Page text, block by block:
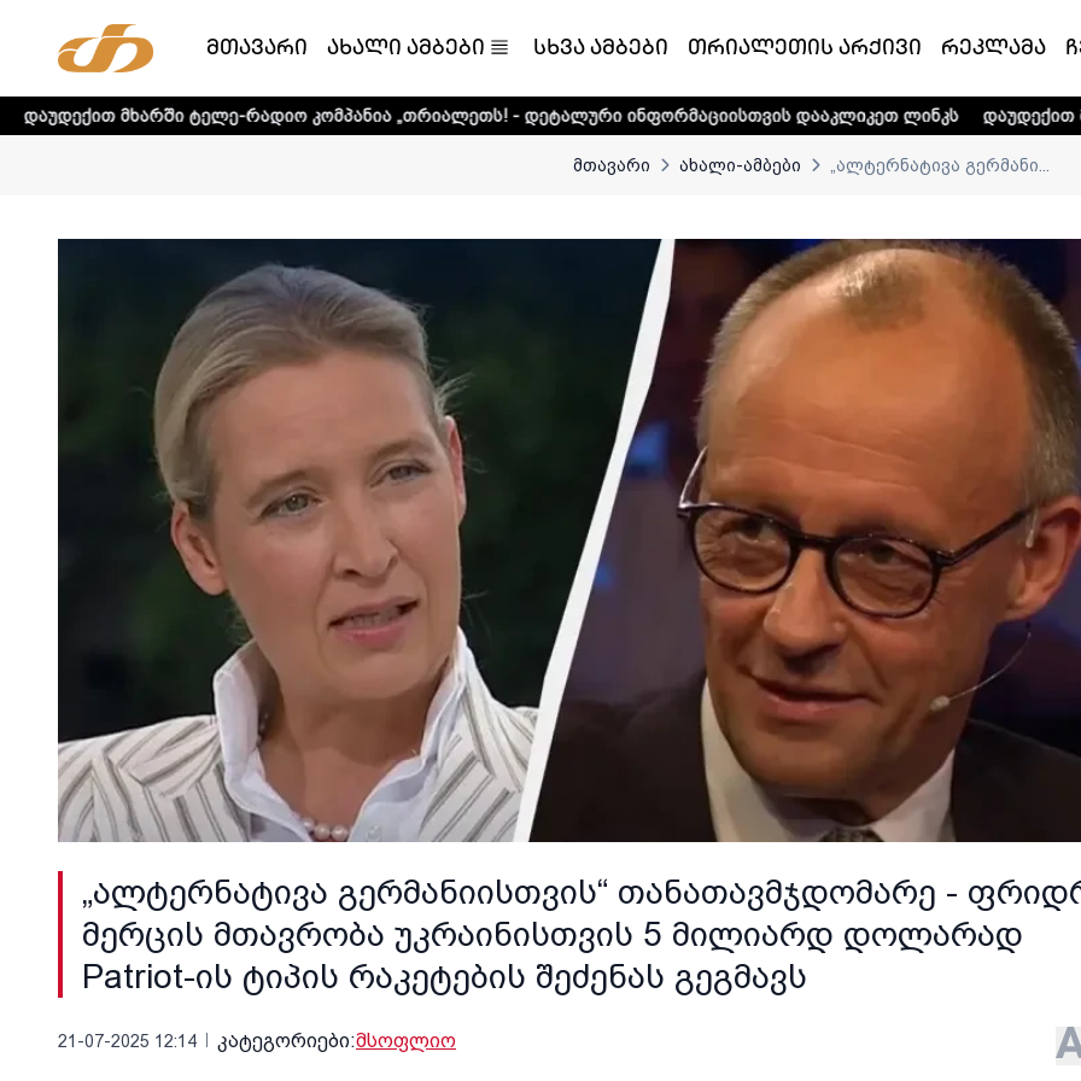
მთავარი ახალი ამბები სხვა ამბები თრიალეთის არქივი რეკლამა
ტელე-რადიო კომპანია „თრიალეთს! - დეტალური ინფორმაციისთვის დააკლიკეთ ლინკს დაუდექით მხარში ტელე-
მთავარი ახალი-ამბები „ალტერნატივა გერმანი...
„ალტერნატივა გერმანიისთვის“ თანათავმჯდომარე -
მერცის მთავრობა უკრაინისთვის 5 მილიარდ დოლარად
Patriot-ის ტიპის რაკეტების შეძენას გეგმავს
21-07-2025 12:14 კატეგორიები:მსოფლიო